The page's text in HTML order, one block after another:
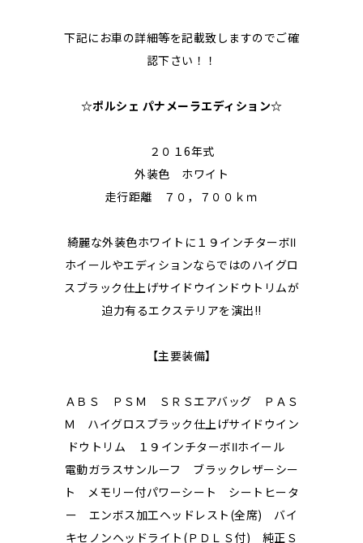
下記にお車の詳細等を記載致しますのでご確
認下さい！！
☆ポルシェ パナメーラエディション☆
２０１6年式
外装色 ホワイト
走行距離 ７０，７００ｋｍ
綺麗な外装色ホワイトに１９インチターボⅡ
ホイールやエディションならではのハイグロ
スブラック仕上げサイドウインドウトリムが
迫力有るエクステリアを演出!!
【主要装備】
ＡＢＳ ＰＳＭ ＳＲＳエアバッグ ＰＡＳ
Ｍ ハイグロスブラック仕上げサイドウイン
ドウトリム １９インチターボⅡホイール
電動ガラスサンルーフ ブラックレザーシー
ト メモリー付パワーシート シートヒータ
ー エンボス加工ヘッドレスト(全席) バイ
キセノンヘッドライト(ＰＤＬＳ付) 純正Ｓ